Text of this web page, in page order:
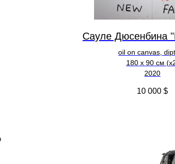
Сауле Дюсенбина
oil on canvas,
180 x 90 см
2020
10 000 $